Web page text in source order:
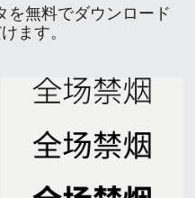
を無料でダウンロード
ます。